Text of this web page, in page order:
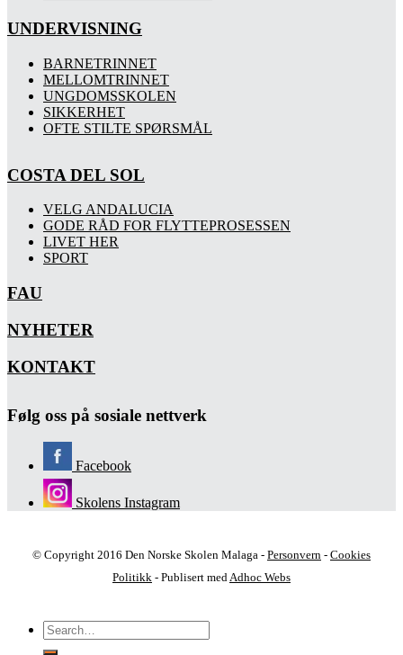
UNDERVISNING
BARNETRINNET
MELLOMTRINNET
UNGDOMSSKOLEN
SIKKERHET
OFTE STILTE SPØRSMÅL
COSTA DEL SOL
VELG ANDALUCIA
GODE RÅD FOR FLYTTEPROSESSEN
LIVET HER
SPORT
FAU
NYHETER
KONTAKT
Følg oss på sosiale nettverk
Facebook
Skolens Instagram
© Copyright 2016 Den Norske Skolen Malaga - Personvern - Cookies
Politikk - Publisert medAdhoc Webs